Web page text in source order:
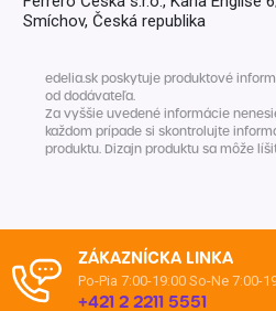
Smíchov, Česká republika
edelia.sk poskytuje produktové
od dodávateľa.
Za vyššie uvedené informácie
každom prípade si skontrolujte
produktu. Dizajn produktu sa môže
ZÁKAZNÍCKA LINKA
Po-Pia 7:00-19:00 So-Ne 7:00-
+421 2 2211 5551